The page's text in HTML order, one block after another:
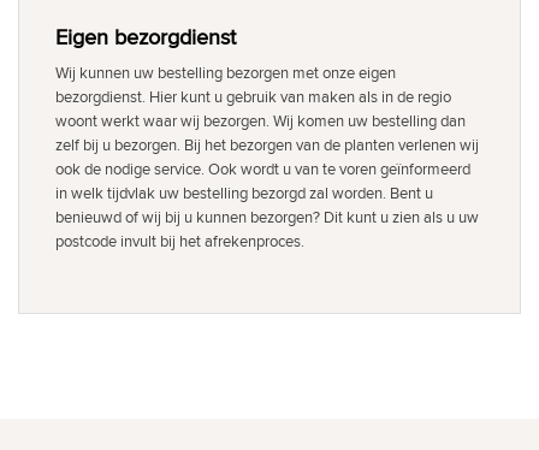
Eigen bezorgdienst
Wij kunnen uw bestelling bezorgen met onze eigen
bezorgdienst. Hier kunt u gebruik van maken als in de regio
woont werkt waar wij bezorgen. Wij komen uw bestelling dan
zelf bij u bezorgen. Bij het bezorgen van de planten verlenen wij
ook de nodige service. Ook wordt u van te voren geïnformeerd
in welk tijdvlak uw bestelling bezorgd zal worden. Bent u
benieuwd of wij bij u kunnen bezorgen? Dit kunt u zien als u uw
postcode invult bij het afrekenproces.